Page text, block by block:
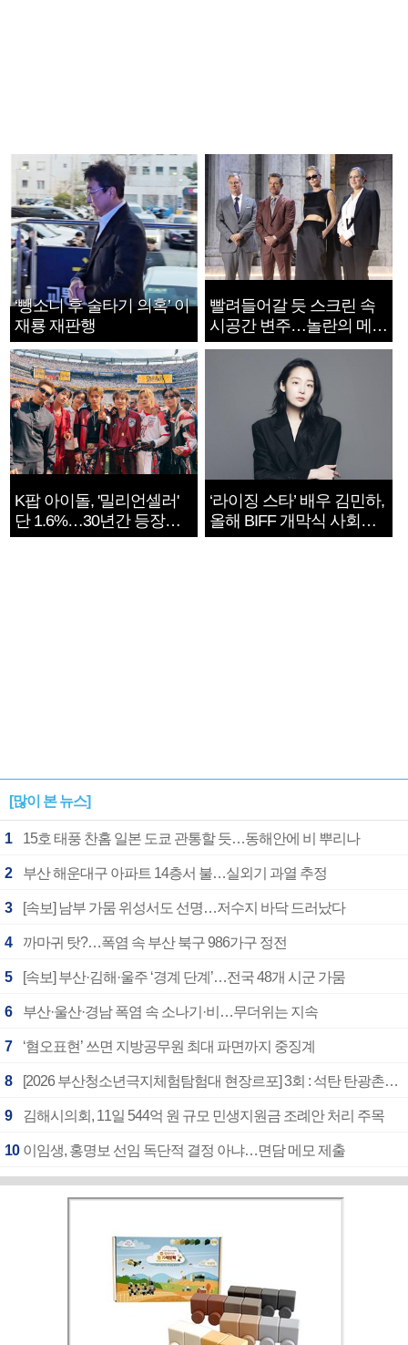
‘뺑소니 후 술타기 의혹’ 이
재룡 재판행
빨려들어갈 듯 스크린 속
시공간 변주…놀란의 메시
지는 ‘전쟁 속죄’
K팝 아이돌, '밀리언셀러'
단 1.6%…30년간 등장
1182개팀 전수조사
‘라이징 스타’ 배우 김민하,
올해 BIFF 개막식 사회자
확정
[많이 본 뉴스]
1 15호 태풍 찬홈 일본 도쿄 관통할 듯…동해안에 비 뿌리나
2 부산 해운대구 아파트 14층서 불…실외기 과열 추정
3 [속보] 남부 가뭄 위성서도 선명…저수지 바닥 드러났다
4 까마귀 탓?…폭염 속 부산 북구 986가구 정전
5 [속보] 부산·김해·울주 ‘경계 단계’…전국 48개 시군 가뭄
6 부산·울산·경남 폭염 속 소나기·비…무더위는 지속
7 ‘혐오표현’ 쓰면 지방공무원 최대 파면까지 중징계
8 [2026 부산청소년극지체험탐험대 현장르포] 3회 : 석탄 탄광촌에서 북극 연구의 중심지로
9 김해시의회, 11일 544억 원 규모 민생지원금 조례안 처리 주목
10 이임생, 홍명보 선임 독단적 결정 아냐…면담 메모 제출